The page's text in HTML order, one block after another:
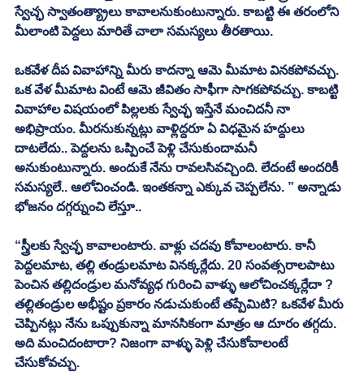
స్వేచ్ఛ స్వాతంత్య్రాలు కావాలనుకుంటున్నారు. కాబట్టి ఈ తరంలోని
మీలాంటి పెద్దలు మారితే చాలా సమస్యలు తీరతాయి.
ఒకవేళ దీప వివాహాన్ని మీరు కాదన్నా ఆమె మీమాట వినకపోవచ్చు.
ఒక వేళ మీమాట వింటే ఆమె జీవితం సాఫీగా సాగకపోవచ్చు. కాబట్టి
వివాహాల విషయంలో పిల్లలకు స్వేచ్ఛ ఇస్తేనే మంచిదనీ నా
అభిప్రాయం. మీరనుకున్నట్లు వాళ్లిద్దరూ ఏ విధమైన హద్దులు
దాటలేదు.. పెద్దలను ఒప్పించే పెళ్లి చేసుకుందామనీ
అనుకుంటున్నారు. అందుకే నేను రావలసివచ్చింది. లేదంటే అందరికీ
సమస్యలే.. ఆలోచించండి. ఇంతకన్నా ఎక్కువ చెప్పలేను. ” అన్నాడు
భోజనం దగ్గర్నుంచి లేస్తూ..
“స్త్రీలకు స్వేచ్ఛ కావాలంటారు. వాళ్లు చదవు కోవాలంటారు. కానీ
పెద్దలమాట, తల్లి తండ్రులమాట వినక్కర్లేదు. 20 సంవత్సరాలపాటు
పెంచిన తల్లిదండ్రుల మనోవ్యధ గురించి వాళ్ళు ఆలోచించక్కర్లేదా ?
తల్లితండ్రుల అభీష్టం ప్రకారం నడుచుకుంటే తప్పేమిటి? ఒకవేళ మీరు
చెప్పినట్లు నేను ఒప్పుకున్నా మానసికంగా మాత్రం ఆ దూరం తగ్గదు.
అది మంచిదంటారా? నిజంగా వాళ్ళు పెళ్లి చేసుకోవాలంటే
చేసుకోవచ్చు.